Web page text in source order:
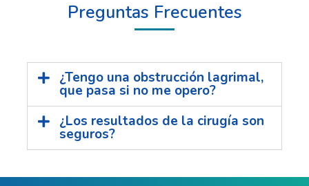
Preguntas Frecuentes
¿Tengo una obstrucción lagrimal,
que pasa si no me opero?
¿Los resultados de la cirugía son
seguros?